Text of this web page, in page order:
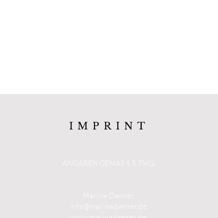
IMPRINT
ANGABEN GEMÄß § 5 TMG
Marina Danner
info@marinadanner.de